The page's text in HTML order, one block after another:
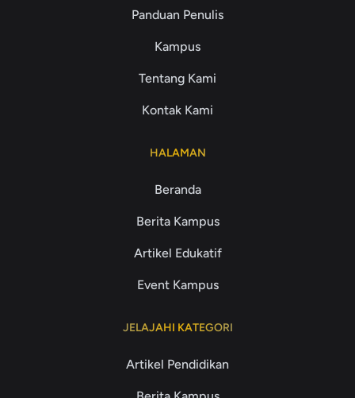
Panduan Penulis
Kampus
Tentang Kami
Kontak Kami
HALAMAN
Beranda
Berita Kampus
Artikel Edukatif
Event Kampus
JELAJAHI KATEGORI
Artikel Pendidikan